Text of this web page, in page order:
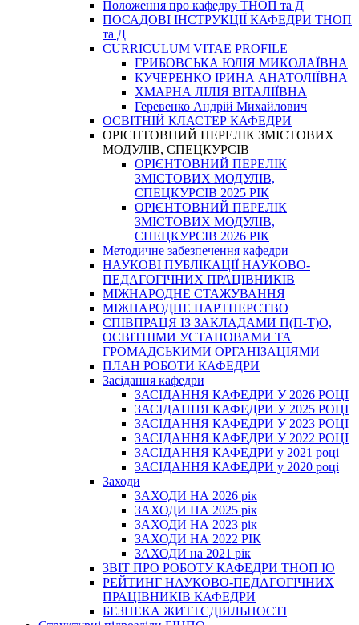
Положення про кафедру ТНОП та Д
ПОСАДОВІ ІНСТРУКЦІЇ КАФЕДРИ ТНОП
та Д
CURRICULUM VITAE PROFILE
ГРИБОВСЬКА ЮЛІЯ МИКОЛАЇВНА
КУЧЕРЕНКО ІРИНА АНАТОЛІЇВНА
ХМАРНА ЛІЛІЯ ВІТАЛІЇВНА
Геревенко Андрій Михайлович
ОСВІТНІЙ КЛАСТЕР КАФЕДРИ
ОРІЄНТОВНИЙ ПЕРЕЛІК ЗМІСТОВИХ
МОДУЛІВ, СПЕЦКУРСІВ
ОРІЄНТОВНИЙ ПЕРЕЛІК
ЗМІСТОВИХ МОДУЛІВ,
СПЕЦКУРСІВ 2025 РІК
ОРІЄНТОВНИЙ ПЕРЕЛІК
ЗМІСТОВИХ МОДУЛІВ,
СПЕЦКУРСІВ 2026 РІК
Методичне забезпечення кафедри
НАУКОВІ ПУБЛІКАЦІЇ НАУКОВО-
ПЕДАГОГІЧНИХ ПРАЦІВНИКІВ
МІЖНАРОДНЕ СТАЖУВАННЯ
МІЖНАРОДНЕ ПАРТНЕРСТВО
СПІВПРАЦЯ ІЗ ЗАКЛАДАМИ П(П-Т)О,
ОСВІТНІМИ УСТАНОВАМИ ТА
ГРОМАДСЬКИМИ ОРГАНІЗАЦІЯМИ
ПЛАН РОБОТИ КАФЕДРИ
Засідання кафедри
ЗАСІДАННЯ КАФЕДРИ У 2026 РОЦІ
ЗАСІДАННЯ КАФЕДРИ У 2025 РОЦІ
ЗАСІДАННЯ КАФЕДРИ У 2023 РОЦІ
ЗАСІДАННЯ КАФЕДРИ У 2022 РОЦІ
ЗАСІДАННЯ КАФЕДРИ у 2021 році
ЗАСІДАННЯ КАФЕДРИ у 2020 році
Заходи
ЗАХОДИ НА 2026 рік
ЗАХОДИ НА 2025 рік
ЗАХОДИ НА 2023 рік
ЗАХОДИ НА 2022 РІК
ЗАХОДИ на 2021 рік
3BIT ПРО РОБОТУ КАФЕДРИ ТНОП ІО
РЕЙТИНГ НАУКОВО-ПЕДАГОГІЧНИХ
ПРАЦІВНИКІВ КАФЕДРИ
БЕЗПЕКА ЖИТТЄДІЯЛЬНОСТІ